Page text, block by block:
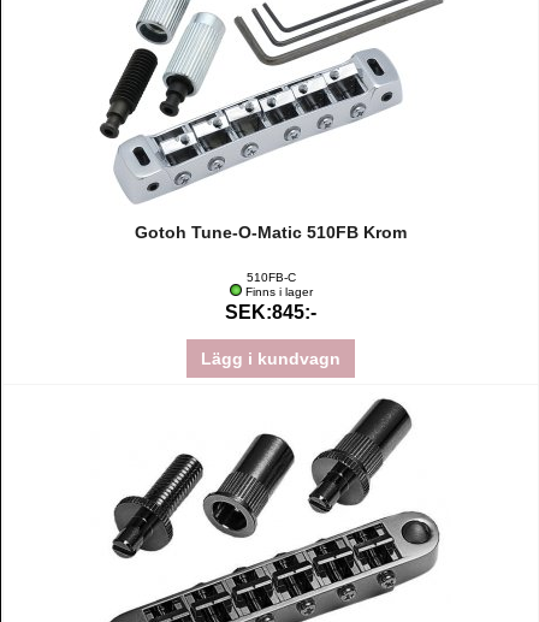
Gotoh Tune-O-Matic 510FB Krom
510FB-C
Finns i lager
SEK:845:-
Lägg i kundvagn